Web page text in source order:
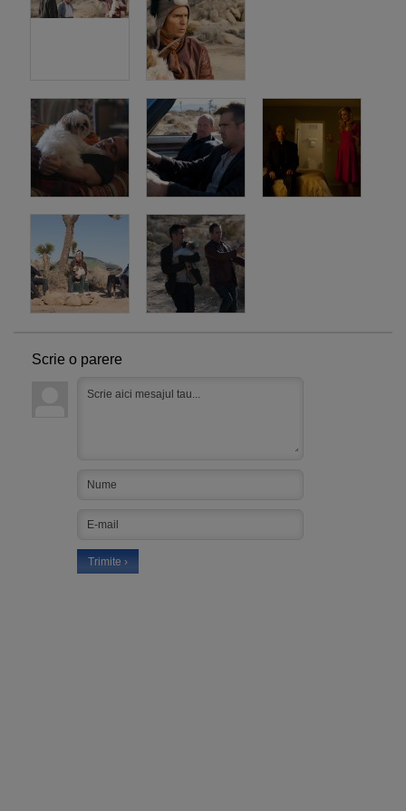
Scrie o parere